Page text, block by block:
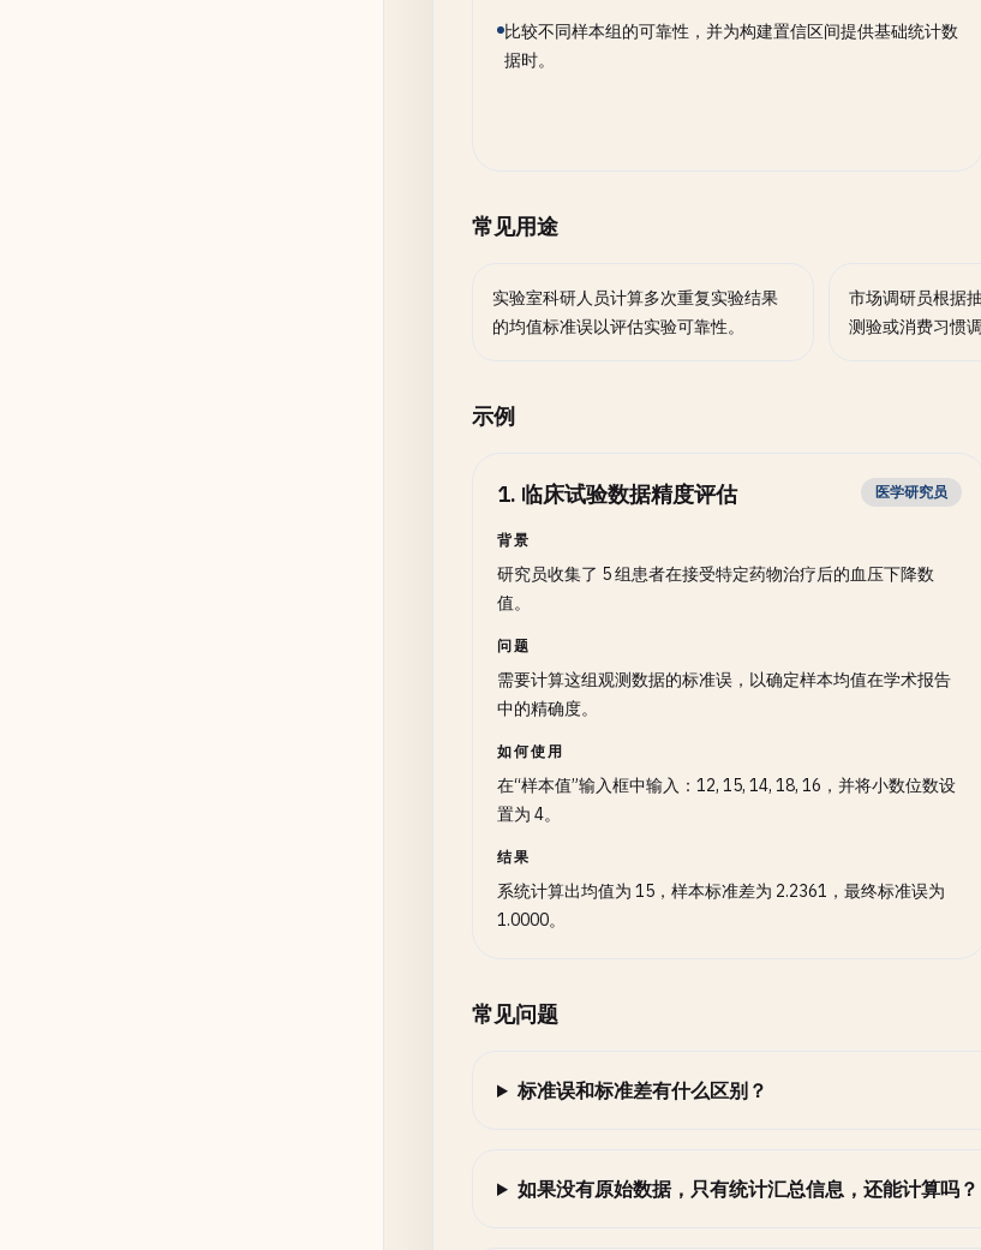
比较不同样本组的可靠性，并为构建置信区间提供基础统计数
据时。
常见用途
实验室科研人员计算多次重复实验结果
的均值标准误以评估实验可靠性。
市场调研员根据
测验或消费习惯
示例
1. 临床试验数据精度评估 医学研究员
背景
研究员收集了 5 组患者在接受特定药物治疗后的血压下降数
值。
问题
需要计算这组观测数据的标准误，以确定样本均值在学术报告
中的精确度。
如何使用
在“样本值”输入框中输入：12, 15, 14, 18, 16，并将小数位数设
置为 4。
结果
系统计算出均值为 15，样本标准差为 2.2361，最终标准误为
1.0000。
常见问题
标准误和标准差有什么区别？
如果没有原始数据，只有统计汇总信息，还能计算吗？